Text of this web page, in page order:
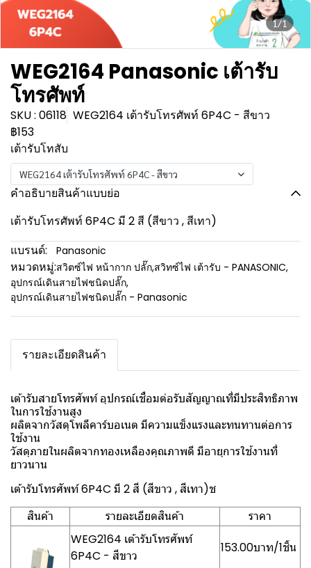
1/1
WEG2164 Panasonic เต้ารับ
โทรศัพท์
SKU : 06118 WEG2164 เต้ารับโทรศัพท์ 6P4C - สีขาว
฿153
เต้ารับโทสับ
WEG2164 เต้ารับโทรศัพท์ 6P4C - สีขาว
คำอธิบายสินค้าแบบย่อ
เต้ารับโทรศัพท์ 6P4C มี 2 สี (สีขาว , สีเทา)
แบรนด์:
Panasonic
หมวดหมู่:สวิตซ์ไฟ หน้ากาก ปลั๊ก,สวิทซ์ไฟ เต้ารับ - PANASONIC,
อุปกรณ์เดินสายไฟชนิดปลั๊ก,
อุปกรณ์เดินสายไฟชนิดปลั๊ก - Panasonic
รายละเอียดสินค้า
เต้ารับสายโทรศัพท์ อุปกรณ์เชื่อมต่อรับสัญญาณที่มีประสิทธิภาพ
ในการใช้งานสูง
ผลิตจากวัสดุโพลีคาร์บอเนต มีความแข็งแรงและทนทานต่อการ
ใช้งาน
วัสดุภายในผลิตจากทองเหลืองคุณภาพดี มีอายุการใช้งานที่
ยาวนาน
เต้ารับโทรศัพท์ 6P4C มี 2 สี (สีขาว , สีเทา)ช
สินค้า
รายละเอียดสินค้า
ราคา
WEG2164 เต้ารับโทรศัพท์
6P4C - สีขาว
153.00บาท/1ชิ้น